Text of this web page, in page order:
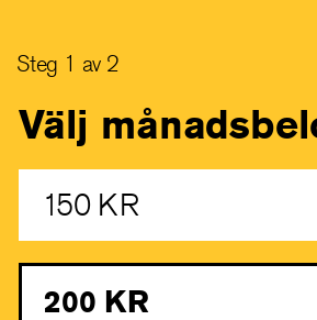
Steg 1 av 2
Välj
150 KR
200 KR